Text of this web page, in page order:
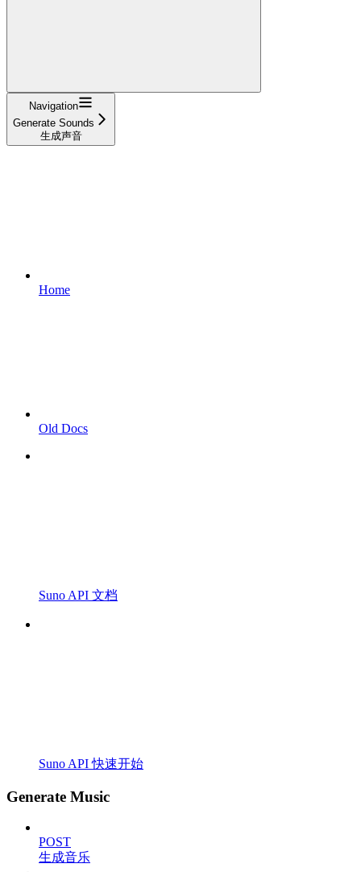
Navigation
Generate Sounds
生成声音
Home
Old Docs
Suno API 文档
Suno API 快速开始
Generate Music
POST
生成音乐